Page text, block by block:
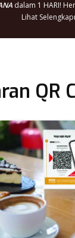
dalam 1 HARI!
Lihat
QR